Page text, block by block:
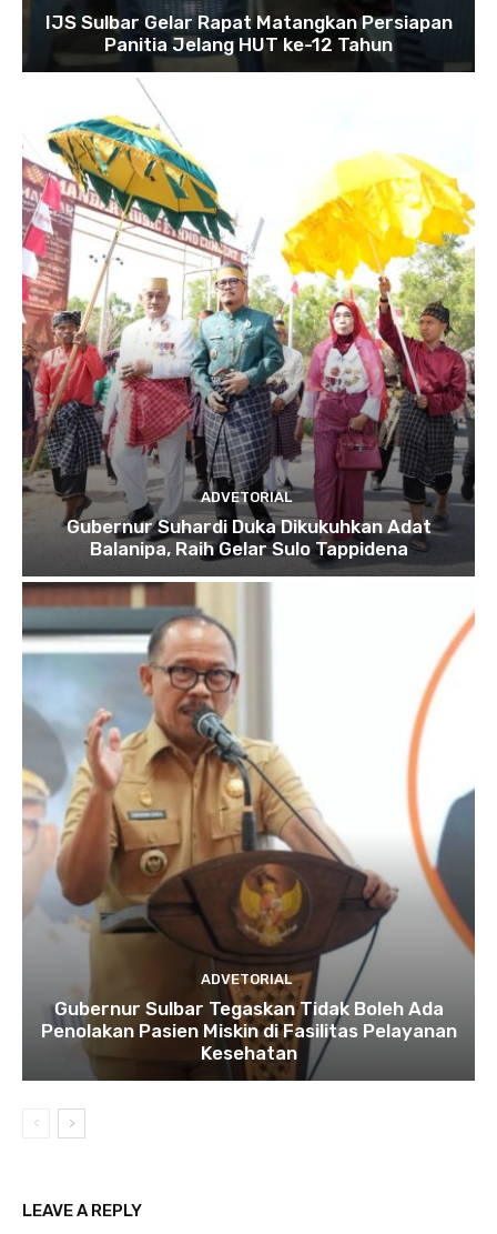
IJS Sulbar Gelar Rapat Matangkan Persiapan
Panitia Jelang HUT ke-12 Tahun
ADVETORIAL
Gubernur Suhardi Duka Dikukuhkan Adat
Balanipa, Raih Gelar Sulo Tappidena
ADVETORIAL
Gubernur Sulbar Tegaskan Tidak Boleh Ada
Penolakan Pasien Miskin di Fasilitas Pelayanan
Kesehatan
LEAVE A REPLY